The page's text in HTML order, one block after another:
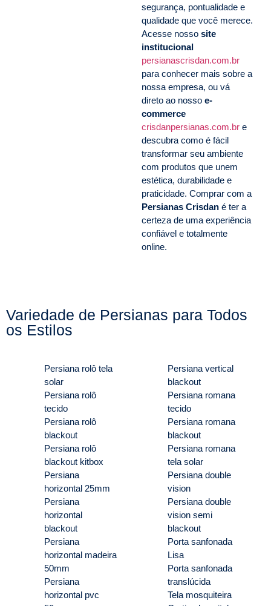
segurança, pontualidade e
qualidade que você merece.
Acesse nosso site
institucional
persianascrisdan.com.br
para conhecer mais sobre a
nossa empresa, ou vá
direto ao nosso e-
commerce
crisdanpersianas.com.br e
descubra como é fácil
transformar seu ambiente
com produtos que unem
estética, durabilidade e
praticidade. Comprar com a
Persianas Crisdan é ter a
certeza de uma experiência
confiável e totalmente
online.
Variedade de Persianas para Todos
os Estilos
Persiana rolô tela
solar
Persiana rolô
tecido
Persiana rolô
blackout
Persiana rolô
blackout kitbox
Persiana
horizontal 25mm
Persiana
horizontal
blackout
Persiana
horizontal madeira
50mm
Persiana
horizontal pvc
Persiana vertical
blackout
Persiana romana
tecido
Persiana romana
blackout
Persiana romana
tela solar
Persiana double
vision
Persiana double
vision semi
blackout
Porta sanfonada
Lisa
Porta sanfonada
translúcida
Tela mosquiteira